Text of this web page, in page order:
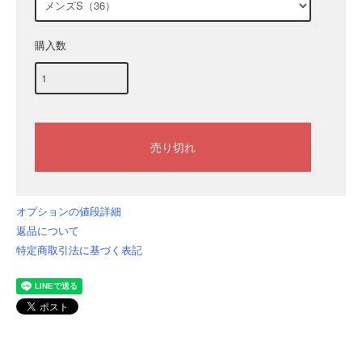
購入数
オプションの値段詳細
返品について
特定商取引法に基づく表記